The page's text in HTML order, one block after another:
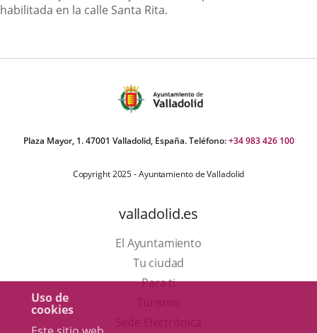
Uso de
cookies
habilitada en la calle Santa Rita.
Plaza Mayor, 1. 47001 Valladolid, España. Teléfono:+34 983 426 100
Copyright 2025 - Ayuntamiento de Valladolid
valladolid.es
El Ayuntamiento
Tu ciudad
Para ti